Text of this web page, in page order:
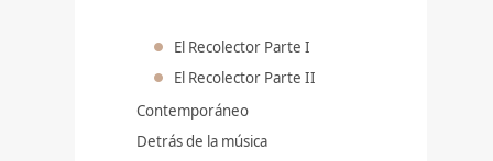
El Recolector Parte I
El Recolector Parte II
Contemporáneo
Detrás de la música